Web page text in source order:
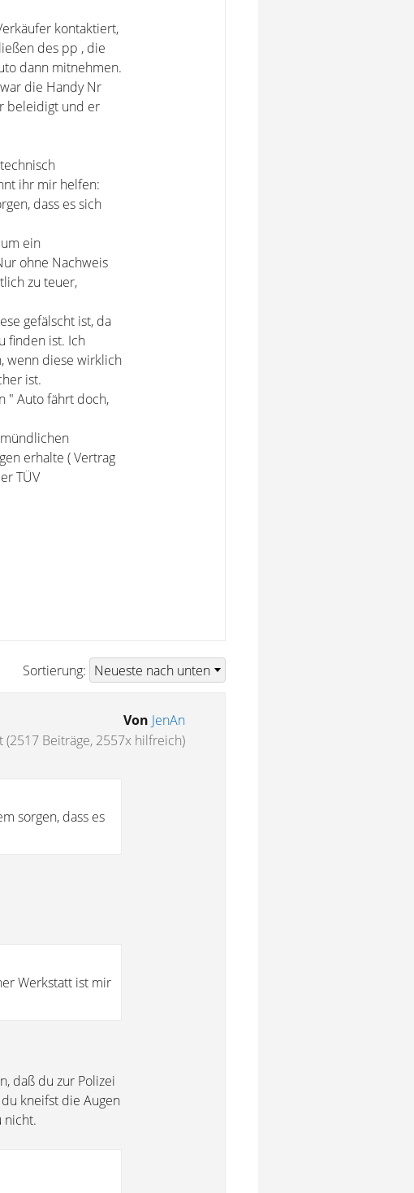
kontaktiert,
des pp , die
dann mitnehmen.
die Handy Nr
beleidigt und er
ihr mir helfen:
dass es sich
ein
ohne Nachweis
zu teuer,
gefälscht ist, da
finden ist. Ich
wenn diese wirklich
ist.
" Auto fährt doch,
erhalte ( Vertrag
TÜV
Sortierung:
Von JenAn
(2517 Beiträge, 2557x hilfreich)
sorgen, dass es
Werkstatt ist mir
daß du zur Polizei
kneifst die Augen
nicht.